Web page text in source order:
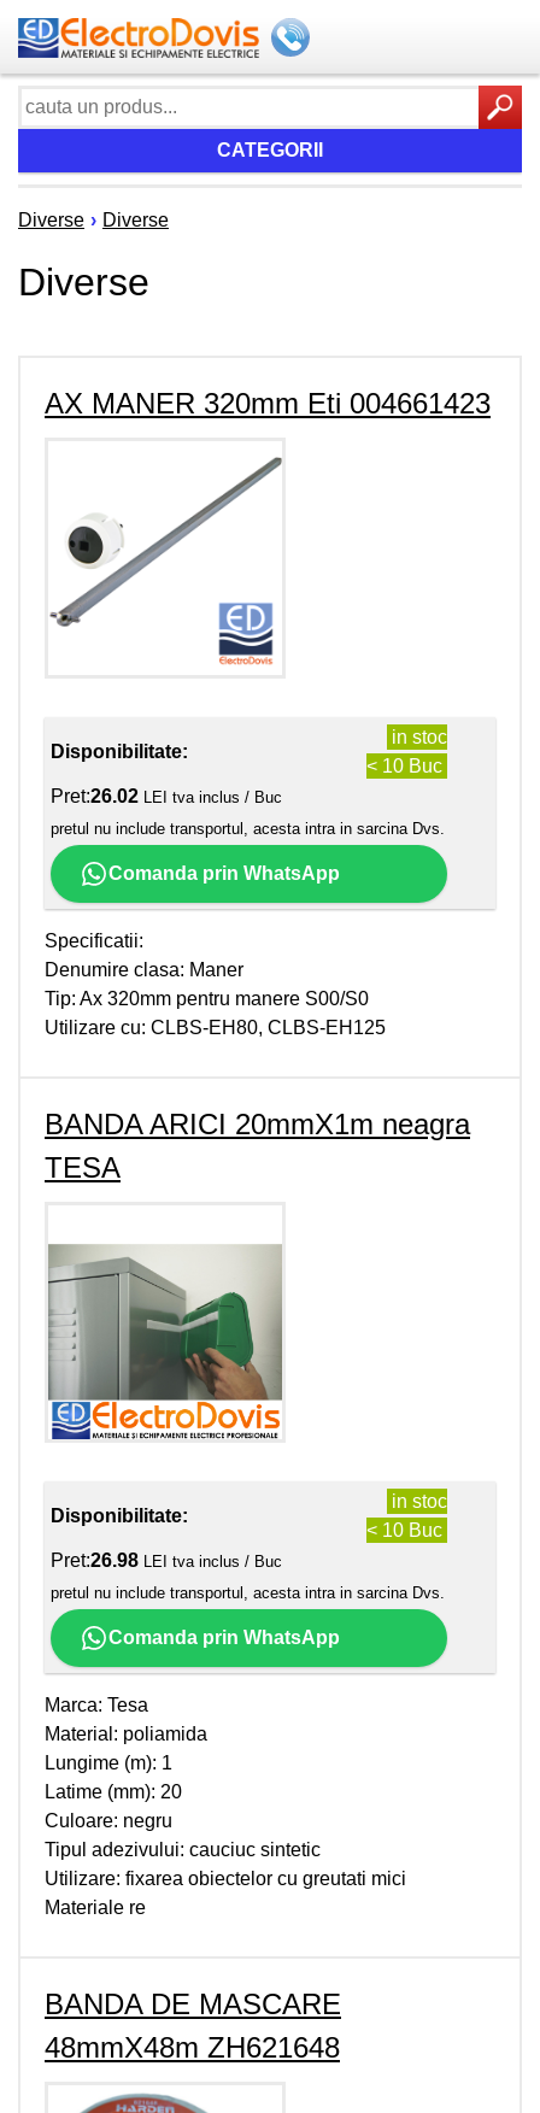
CATEGORII
Diverse › Diverse
Diverse
AX MANER 320mm Eti 004661423
Disponibilitate:
in stoc
< 10 Buc
Pret:26.02 LEI tva inclus / Buc
pretul nu include transportul, acesta intra in sarcina Dvs.
Comanda prin WhatsApp
Specificatii:
Denumire clasa: Maner
Tip: Ax 320mm pentru manere S00/S0
Utilizare cu: CLBS-EH80, CLBS-EH125
BANDA ARICI 20mmX1m neagra
TESA
Disponibilitate:
in stoc
< 10 Buc
Pret:26.98 LEI tva inclus / Buc
pretul nu include transportul, acesta intra in sarcina Dvs.
Comanda prin WhatsApp
Marca: Tesa
Material: poliamida
Lungime (m): 1
Latime (mm): 20
Culoare: negru
Tipul adezivului: cauciuc sintetic
Utilizare: fixarea obiectelor cu greutati mici
Materiale re
BANDA DE MASCARE
48mmX48m ZH621648